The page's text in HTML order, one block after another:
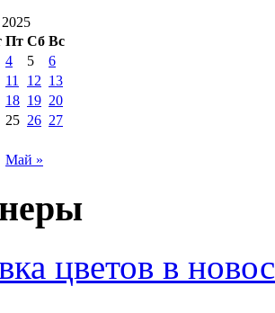
Пт Сб Вс
Май »
4 5
6
11 12 13
18 19 20
25 26 27
цветов в